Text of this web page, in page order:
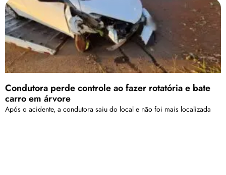
Condutora perde controle ao fazer rotatória e bate
carro em árvore
Após o acidente, a condutora saiu do local e não foi mais localizada